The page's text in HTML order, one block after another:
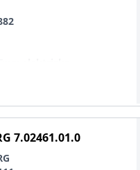
:2
7.02461.01.0